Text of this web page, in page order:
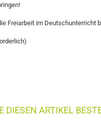
Freiarbeit im Deutschunterricht
DIESEN ARTIKEL